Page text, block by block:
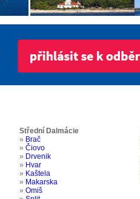
Střední Dalmácie
» Brač
» Čiovo
» Drvenik
» Hvar
» Kaštela
» Makarska
» Omiš